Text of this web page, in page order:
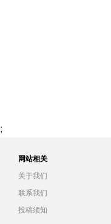
;
网站相关
关于我们
联系我们
投稿须知